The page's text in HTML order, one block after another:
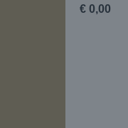
€ 0,00